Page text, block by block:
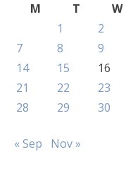
M
T W
1
2
7
8 9
14
15 16
21
22 23
28
29 30
« Sep Nov »